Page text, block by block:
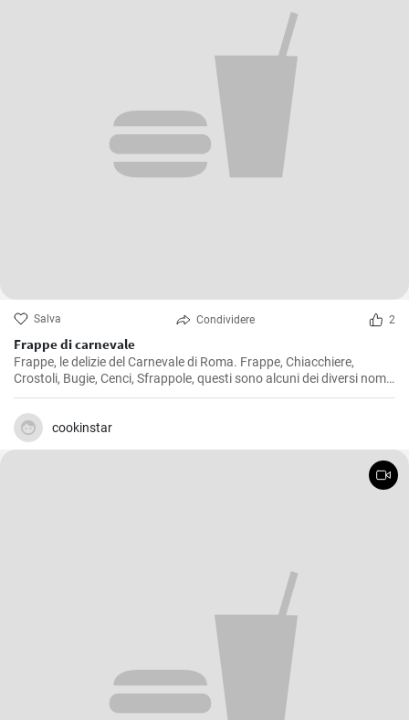
Salva Condividere 2
Frappe di carnevale
Frappe, le delizie del Carnevale di Roma. Frappe, Chiacchiere,
Crostoli, Bugie, Cenci, Sfrappole, questi sono alcuni dei diversi nomi
di questi tipici dolcetti del Carnevale italiano.
cookinstar